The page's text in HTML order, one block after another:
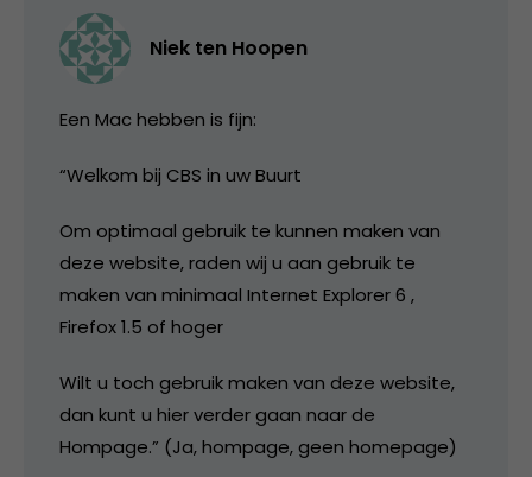
Niek ten Hoopen
Een Mac hebben is fijn:
“Welkom bij CBS in uw Buurt
Om optimaal gebruik te kunnen maken van
deze website, raden wij u aan gebruik te
maken van minimaal Internet Explorer 6 ,
Firefox 1.5 of hoger
Wilt u toch gebruik maken van deze website,
dan kunt u hier verder gaan naar de
Hompage.” (Ja, hompage, geen homepage)